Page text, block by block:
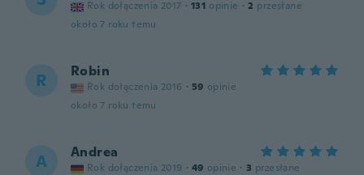
Rok dołączenia 2017 · 131 opinie · 2 przesłane
około 7 roku temu
R Robin
Rok dołączenia 2016 · 59 opinie
około 7 roku temu
A Andrea
Rok dołączenia 2019 · 49 opinie · 3 przesłane